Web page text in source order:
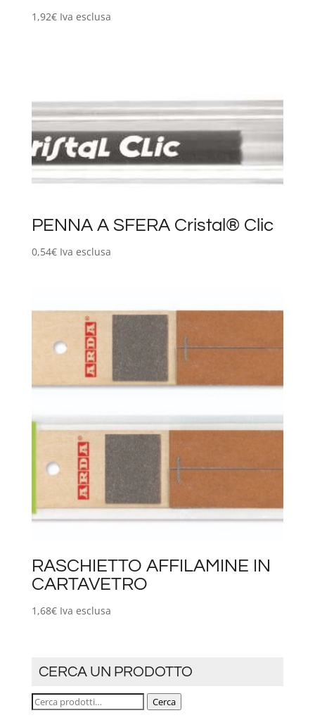
1,92€ Iva esclusa
PENNA A SFERA Cristal® Clic
0,54€ Iva esclusa
RASCHIETTO AFFILAMINE IN
CARTAVETRO
1,68€ Iva esclusa
CERCA UN PRODOTTO
Cerca: Cerca